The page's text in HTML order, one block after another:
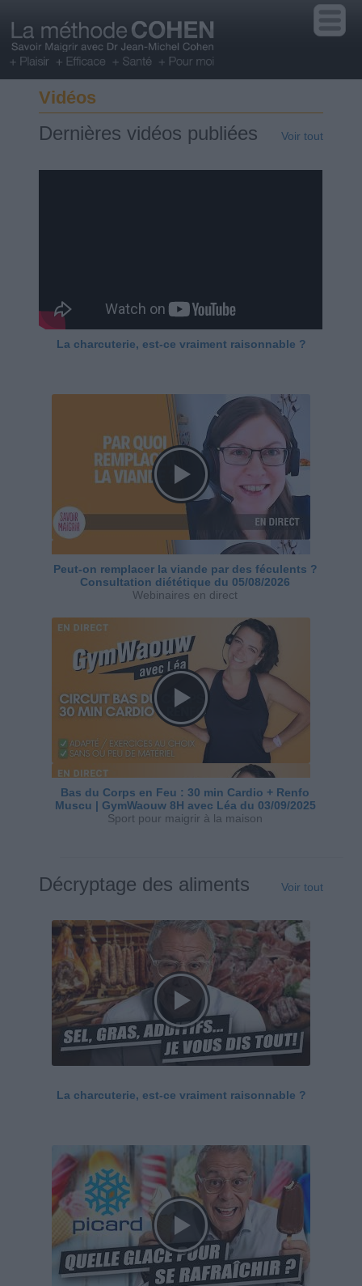
Vidéos
Dernières vidéos publiées Voir tout
La charcuterie, est-ce vraiment raisonnable ?
Peut-on remplacer la viande par des féculents ?
Consultation diététique du 05/08/2026
Webinaires en direct
Bas du Corps en Feu : 30 min Cardio + Renfo
Muscu | GymWaouw 8H avec Léa du 03/09/2025
Sport pour maigrir à la maison
Décryptage des aliments Voir tout
La charcuterie, est-ce vraiment raisonnable ?